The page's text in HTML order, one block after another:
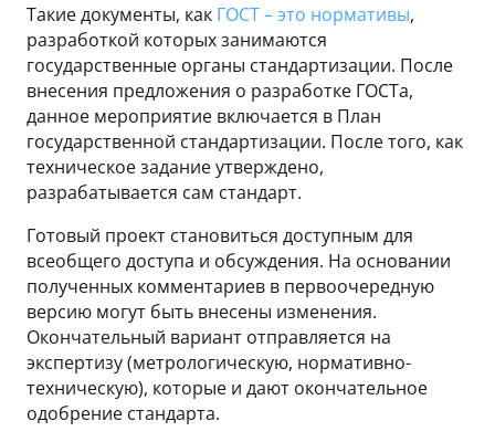
Такие документы, как ГОСТ – это нормативы,
разработкой которых занимаются
государственные органы стандартизации. После
внесения предложения о разработке ГОСТа,
данное мероприятие включается в План
государственной стандартизации. После того, как
техническое задание утверждено,
разрабатывается сам стандарт.
Готовый проект становиться доступным для
всеобщего доступа и обсуждения. На основании
полученных комментариев в первоочередную
версию могут быть внесены изменения.
Окончательный вариант отправляется на
экспертизу (метрологическую, нормативно-
техническую), которые и дают окончательное
одобрение стандарта.